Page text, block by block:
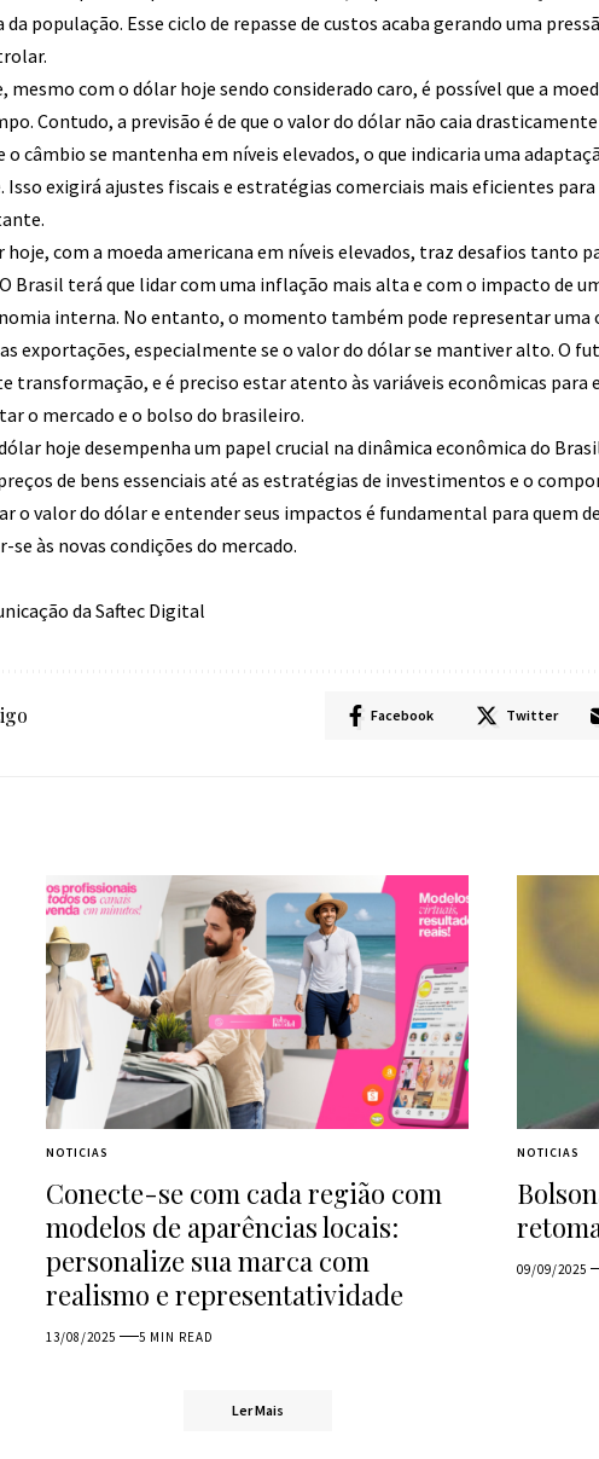
população. Esse ciclo de repasse de custos acaba gerando uma
mesmo com o dólar hoje sendo considerado caro, é possível que a
Contudo, a previsão é de que o valor do dólar não caia
o câmbio se mantenha em níveis elevados, o que indicaria uma
Isso exigirá ajustes fiscais e estratégias comerciais mais eficientes
com a moeda americana em níveis elevados, traz desafios tanto
Brasil terá que lidar com uma inflação mais alta e com o impacto de
interna. No entanto, o momento também pode representar uma
exportações, especialmente se o valor do dólar se mantiver alto. O
transformação, e é preciso estar atento às variáveis econômicas para
o mercado e o bolso do brasileiro.
hoje desempenha um papel crucial na dinâmica econômica do
de bens essenciais até as estratégias de investimentos e o
o valor do dólar e entender seus impactos é fundamental para quem
às novas condições do mercado.
da Saftec Digital
Facebook Twitter
NOTICIAS
Conecte-se com cada região com
modelos de aparências locais:
personalize sua marca com
realismo e representatividade
13/08/2025 5 MIN READ
NOTICIAS
09/09/2025
Ler Mais